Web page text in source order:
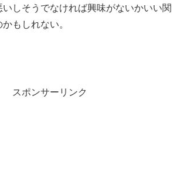
しそうでなければ興味がないかいい関
もしれない。
スポンサーリンク